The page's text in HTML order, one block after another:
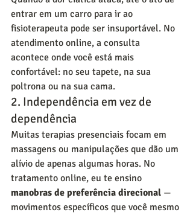
entrar em um carro para ir ao
fisioterapeuta pode ser insuportável. No
atendimento online, a consulta
acontece onde você está mais
confortável: no seu tapete, na sua
poltrona ou na sua cama.
2. Independência em vez de
dependência
Muitas terapias presenciais focam em
massagens ou manipulações que dão um
alívio de apenas algumas horas. No
tratamento online, eu te ensino
manobras de preferência direcional —
movimentos específicos que você mesmo